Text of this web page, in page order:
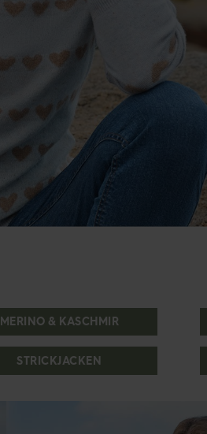
MERINO & KASCHMIR
STRICKJACKEN